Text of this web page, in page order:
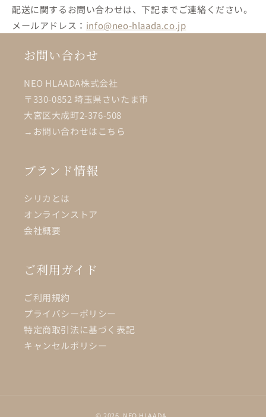
配送に関するお問い合わせは、下記までご連絡ください。
メールアドレス： info@neo-hlaada.co.jp
お問い合わせ
NEO HLAADA株式会社
〒330-0852 埼玉県さいたま市
大宮区大成町2-376-508
→お問い合わせはこちら
ブランド情報
シリカとは
オンラインストア
会社概要
ご利用ガイド
ご利用規約
プライバシーポリシー
特定商取引法に基づく表記
キャンセルポリシー